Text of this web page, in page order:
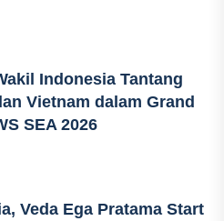
Indonesia Tantang
Vietnam dalam Grand
SEA 2026
Veda Ega Pratama Start